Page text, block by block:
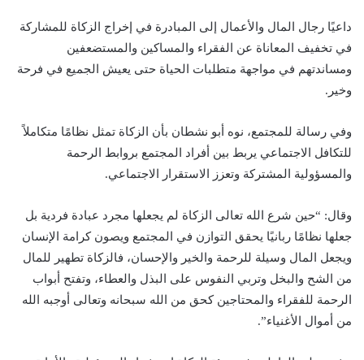
داعيًا رجال المال والأعمال إلى المبادرة في إخراج الزكاة للمشاركة
في تخفيف المعاناة عن الفقراء والمساكين والمستضعفين
ومساندتهم في مواجهة متطلبات الحياة حتى يعيش الجميع في فرحة
وخير.
وفي رسالة للمجتمع، نوه أبو نشطان بأن الزكاة تمثل نظامًا متكاملاً
للتكافل الاجتماعي يربط بين أفراد المجتمع بروابط الرحمة
والمسؤولية المشتركة وتعزز الاستقرار الاجتماعي.
وقال: “حين شرع الله تعالى الزكاة لم يجعلها مجرد عبادة فردية بل
جعلها نظامًا ربانيًا يحقق التوازن في المجتمع ويصون كرامة الإنسان
ويجعل المال وسيلة للرحمة والخير والإحسان، فالزكاة تطهير للمال
من الشح والبخل وتربي النفوس على البذل والعطاء، وتفتح أبواب
الرحمة للفقراء والمحتاجين كحق من الله سبحانه وتعالى أوجبه الله
من أموال الأغنياء”.